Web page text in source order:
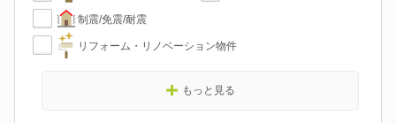
制震/免震/耐震
リフォーム・リノベーション物件
もっと見る